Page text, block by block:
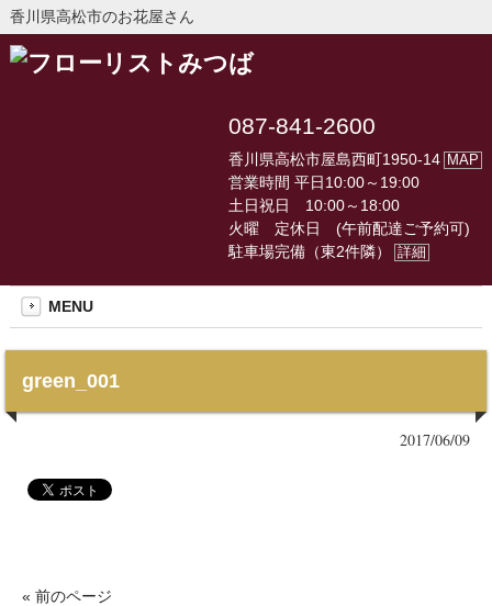
香川県高松市のお花屋さん
087-841-2600
香川県高松市屋島西町1950-14 MAP
営業時間 平日10:00～19:00
土日祝日 10:00～18:00
火曜 定休日 (午前配達ご予約可)
駐車場完備（東2件隣）
詳細
MENU
green_001
2017/06/09
« 前のページ